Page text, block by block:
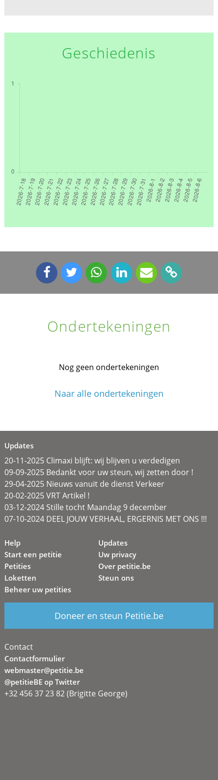
Geschiedenis
Ondertekeningen
Nog geen ondertekeningen
Naar alle ondertekeningen
Updates
20-11-2025 Climaxi blijft: wij blijven u verdedigen
09-09-2025 Bedankt voor uw steun, wij zetten door !
29-04-2025 Nieuws vanuit de dienst Verkeer
20-02-2025 VRT Artikel !
03-12-2024 Stille tocht Maandag 9 december
07-10-2024 DEEL JOUW VERHAAL, ERGERNIS MET ONS !!!
Help
Start een petitie
Petities
Loketten
Beheer uw petities
Updates
Uw privacy
Over petitie.be
Steun ons
Doneer en steun Petitie.be
Contact
Contactformulier
webmaster@petitie.be
@petitieBE op Twitter
+32 456 37 23 82 (Brigitte George)